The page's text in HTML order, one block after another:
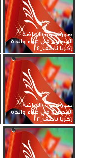
صور نجوم الرياضة
المصرية في عزاء والدة
زكريا ناصف_4
صور نجوم الرياضة
المصرية في عزاء والدة
زكريا ناصف_2